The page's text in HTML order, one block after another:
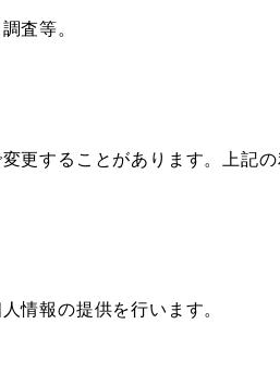
査等。
更することがあります。上記
情報の提供を行います。